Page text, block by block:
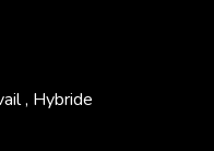
, Hybride